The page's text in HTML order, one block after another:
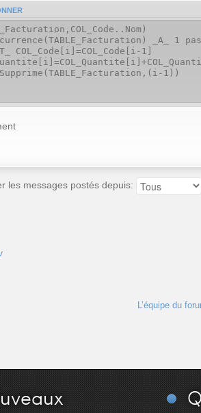
_A_ 1
1]
1))
les messages postés depuis:
L’équipe du